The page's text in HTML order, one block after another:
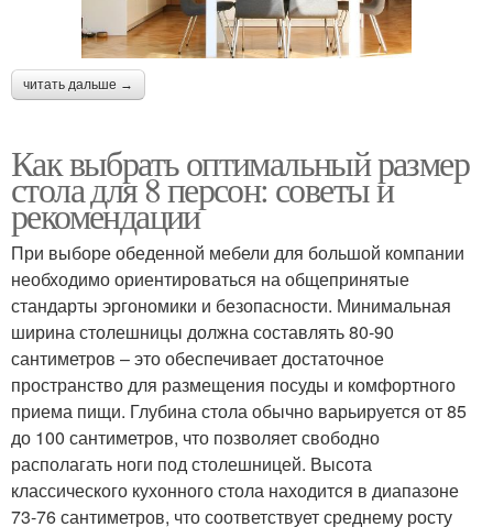
читать дальше →
Как выбрать оптимальный размер
стола для 8 персон: советы и
рекомендации
При выборе обеденной мебели для большой компании
необходимо ориентироваться на общепринятые
стандарты эргономики и безопасности. Минимальная
ширина столешницы должна составлять 80-90
сантиметров – это обеспечивает достаточное
пространство для размещения посуды и комфортного
приема пищи. Глубина стола обычно варьируется от 85
до 100 сантиметров, что позволяет свободно
располагать ноги под столешницей. Высота
классического кухонного стола находится в диапазоне
73-76 сантиметров, что соответствует среднему росту